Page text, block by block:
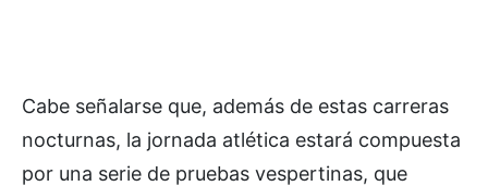
Cabe señalarse que, además de estas carreras
nocturnas, la jornada atlética estará compuesta
por una serie de pruebas vespertinas, que